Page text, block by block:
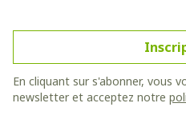
En cliquant sur s'abonner, vous
newsletter et acceptez notre